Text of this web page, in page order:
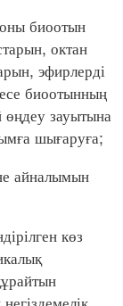
биоотын
октан
эфирлерді
биоотынның
өңдеу зауытына
шығаруға;
айналымын
көз